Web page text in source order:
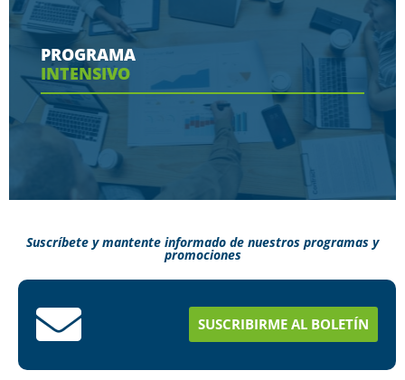
Conoce aquí las herramientas con las que
contaras en tu programa
Ver más
PROGRAMA
INTENSIVO
estudios en menos tiempo
Suscríbete y mantente informado de nuestros programas y
promociones
SUSCRIBIRME AL BOLETÍN